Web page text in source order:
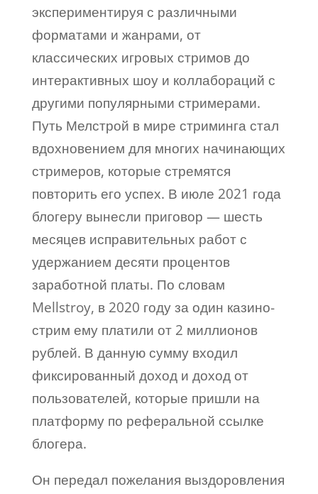
экспериментируя с различными
форматами и жанрами, от
классических игровых стримов до
интерактивных шоу и коллабораций с
другими популярными стримерами.
Путь Мелстрой в мире стриминга стал
вдохновением для многих начинающих
стримеров, которые стремятся
повторить его успех. В июле 2021 года
блогеру вынесли приговор — шесть
месяцев исправительных работ с
удержанием десяти процентов
заработной платы. По словам
Mellstroy, в 2020 году за один казино-
стрим ему платили от 2 миллионов
рублей. В данную сумму входил
фиксированный доход и доход от
пользователей, которые пришли на
платформу по реферальной ссылке
блогера.
Он передал пожелания выздоровления